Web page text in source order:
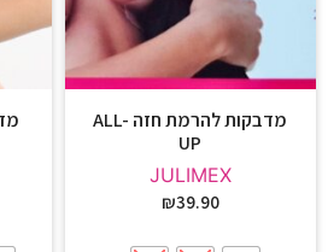
מדבקות להרמת חזה ALL-
UP
JULIMEX
₪39.90